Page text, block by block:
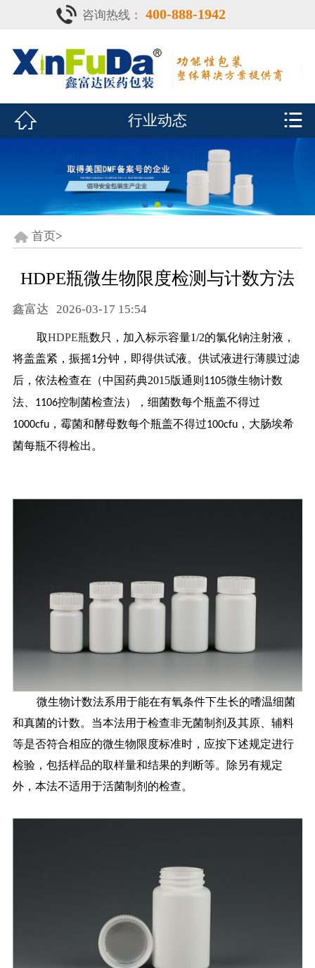
 首页
产品中心
鑫富达资质
行业动态
联系我们
药品信息查询
咨询热线： 400-888-1942
 行业动态 
首页>
HDPE瓶微生物限度检测与计数方法
鑫富达 2026-03-17 15:54
取HDPE瓶数只，加入标示容量1/2的氯化钠注射液，
将盖盖紧，振摇1分钟，即得供试液。供试液进行薄膜过滤
后，依法检查在（中国药典2015版通则 1105微生物计数
法、 1106控制菌检查法），细菌数每个瓶盖不得过
1000cfu，霉菌和酵母数每个瓶盖不得过100cfu，大肠埃希
菌每瓶不得检出。
微生物计数法系用于能在有氧条件下生长的嗜温细菌
和真菌的计数。当本法用于检查非无菌制剂及其原、辅料
等是否符合相应的微生物限度标准时，应按下述规定进行
检验，包括样品的取样量和结果的判断等。除另有规定
外，本法不适用于活菌制剂的检查。